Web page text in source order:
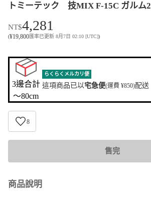
トミーテック 技MIX F-15C ガルム2
NT$4,281
(¥19,800匯率已更新 8月7日 02:10 [UTC])
3邊合計
〜80cm
らくらくメルカリ便
這項商品已以宅急便(運費 ¥850)配送
8
售完
商品說明